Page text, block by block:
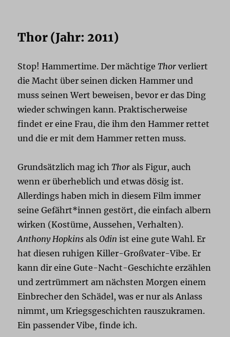
Thor (Jahr: 2011)
Stop! Hammertime. Der mächtigeThor verliert
die Macht über seinen dicken Hammer und
muss seinen Wert beweisen, bevor er das Ding
wieder schwingen kann. Praktischerweise
findet er eine Frau, die ihm den Hammer rettet
und die er mit dem Hammer retten muss.
Grundsätzlich mag ichThor als Figur, auch
wenn er überheblich und etwas dösig ist.
Allerdings haben mich in diesem Film immer
seine Gefährt*innen gestört, die einfach albern
wirken (Kostüme, Aussehen, Verhalten).
Anthony Hopkins alsOdin ist eine gute Wahl. Er
hat diesen ruhigen Killer-Großvater-Vibe. Er
kann dir eine Gute-Nacht-Geschichte erzählen
und zertrümmert am nächsten Morgen einem
Einbrecher den Schädel, was er nur als Anlass
nimmt, um Kriegsgeschichten rauszukramen.
Ein passender Vibe, finde ich.